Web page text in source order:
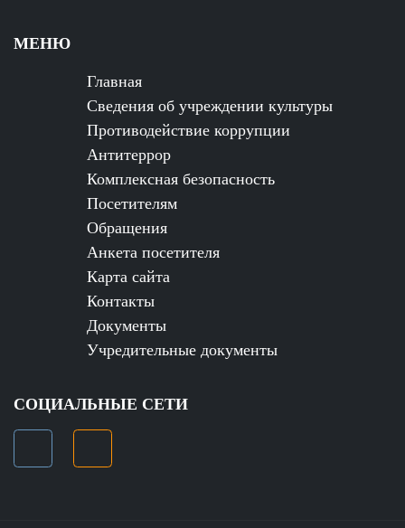
МЕНЮ
Главная
Сведения об учреждении культуры
Противодействие коррупции
Антитеррор
Комплексная безопасность
Посетителям
Обращения
Анкета посетителя
Карта сайта
Контакты
Документы
Учредительные документы
СОЦИАЛЬНЫЕ СЕТИ